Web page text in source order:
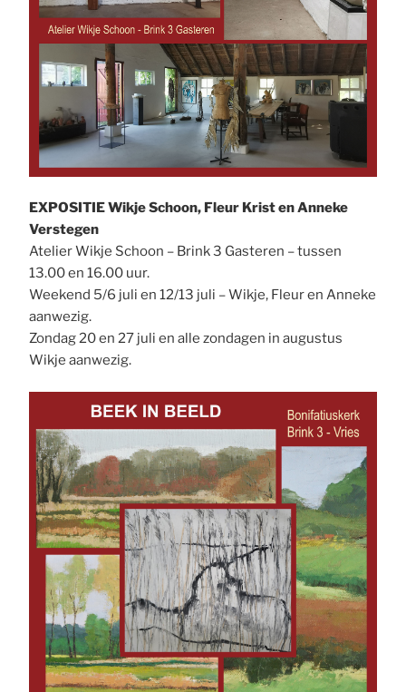
EXPOSITIE Wikje Schoon, Fleur Krist en Anneke
Verstegen
Atelier Wikje Schoon – Brink 3 Gasteren – tussen
13.00 en 16.00 uur.
Weekend 5/6 juli en 12/13 juli – Wikje, Fleur en Anneke
aanwezig.
Zondag 20 en 27 juli en alle zondagen in augustus
Wikje aanwezig.